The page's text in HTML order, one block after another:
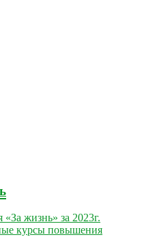
жизнь» за 2023г.
курсы повышения